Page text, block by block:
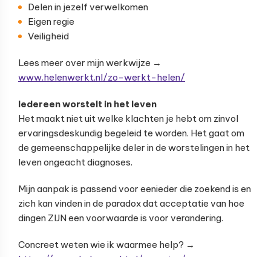
Delen in jezelf verwelkomen
Eigen regie
Veiligheid
Lees meer over mijn werkwijze →
www.helenwerkt.nl/zo-werkt-helen/
Iedereen worstelt in het leven
Het maakt niet uit welke klachten je hebt om zinvol
ervaringsdeskundig begeleid te worden. Het gaat om
de gemeenschappelijke deler in de worstelingen in het
leven ongeacht diagnoses.
Mijn aanpak is passend voor eenieder die zoekend is en
zich kan vinden in de paradox dat acceptatie van hoe
dingen ZIJN een voorwaarde is voor verandering.
Concreet weten wie ik waarmee help? →